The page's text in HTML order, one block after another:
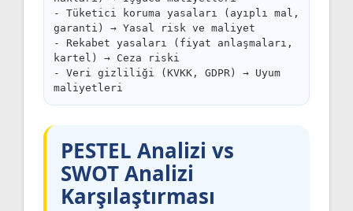
- Tüketici koruma yasaları (ayıplı mal,
garanti) → Yasal risk ve maliyet
- Rekabet yasaları (fiyat anlaşmaları,
kartel) → Ceza riski
- Veri gizliliği (KVKK, GDPR) → Uyum
maliyetleri
PESTEL Analizi vs
SWOT Analizi
Karşılaştırması